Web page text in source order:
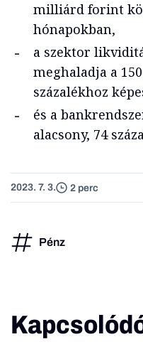
milliárd forint
hónapokban,
a szektor
meghaladja a
százalékhoz
és a
alacsony, 74
2023. 7. 3. 2 perc
Pénz